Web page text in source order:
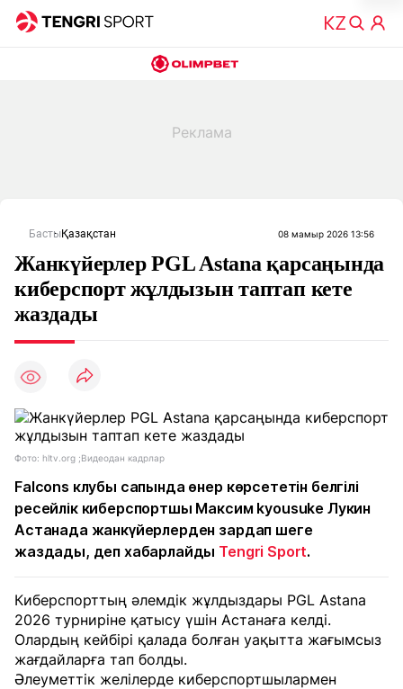
БастыҚазақстан 08 мамыр 2026 13:56
Жанкүйерлер PGL Astana қарсаңында
киберспорт жұлдызын таптап кете
жаздады
Фото: hltv.org ;Видеодан кадрлар
Falcons клубы сапында өнер көрсететін белгілі
ресейлік киберспортшы Максим kyousuke Лукин
Астанада жанкүйерлерден зардап шеге
жаздады, деп хабарлайды Tengri Sport.
Киберспорттың әлемдік жұлдыздары PGL Astana
2026 турниріне қатысу үшін Астанаға келді.
Олардың кейбірі қалада болған уақытта жағымсыз
жағдайларға тап болды.
Әлеуметтік желілерде киберспортшылармен